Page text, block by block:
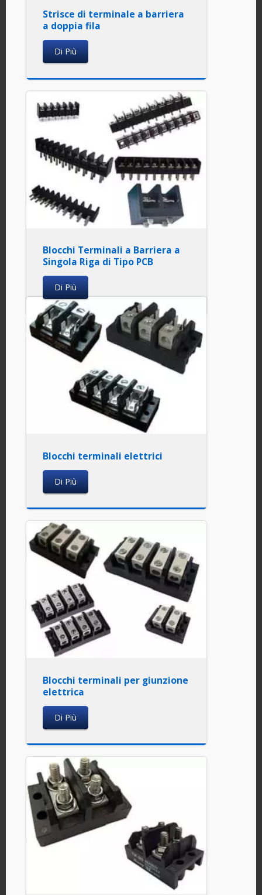
Strisce di terminale a barriera
a doppia fila
Di Più
Blocchi Terminali a Barriera a
Singola Riga di Tipo PCB
Di Più
Blocchi terminali elettrici
Di Più
Blocchi terminali per giunzione
elettrica
Di Più